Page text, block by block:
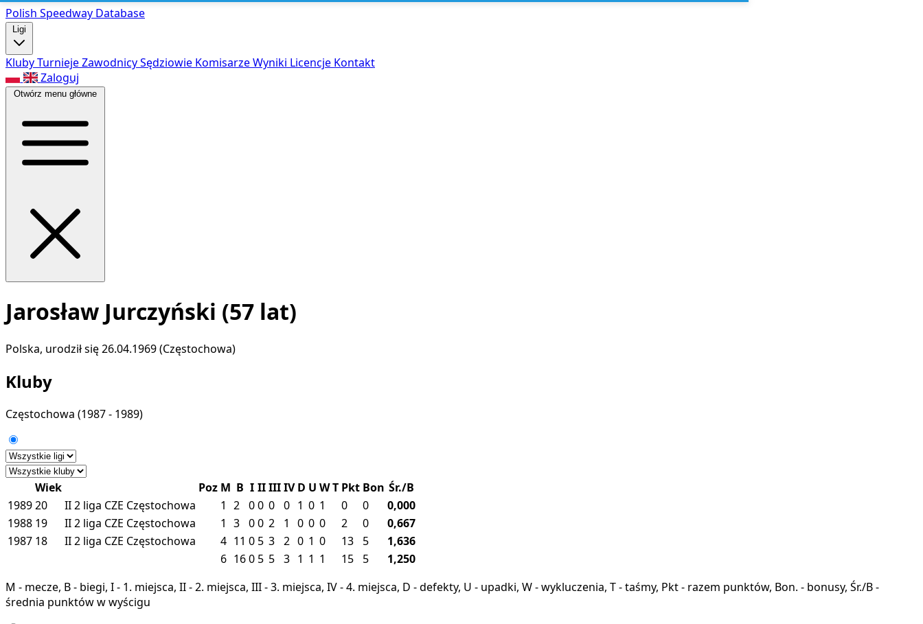
Polish Speedway Database
Ligi
KlubyTurniejeZawodnicySędziowie KomisarzeWyniki Licencje Kontakt
Zaloguj
Otwórz menu główne
Jarosław Jurczyński (57 lat)
Polska, urodził się 26.04.1969 (Częstochowa)
Kluby
Częstochowa (1987 - 1989)
Wiek Poz M B I IIIIIIV D U WT Pkt Bon Śr./B
198920 II2 liga CZE Częstochowa 1 2 00 0 0 1 0 1 0 0
0,000
1988 19 II2 liga CZE Częstochowa 1 3 00 2 1 0 0 0 2 0
0,667
1987 18 II2 liga CZE Częstochowa 4 11 0 5 3 2 0 1 0 13 5
1,636
6 160 5 5 3 1 1 1 15 5
1,250
M - mecze, B - biegi, I - 1. miejsca, II - 2. miejsca, III - 3. miejsca, IV - 4. miejsca, D - defekty, U - upadki, W - wykluczenia, T - taśmy, Pkt - razem punktów, Bon. - bonusy, Śr./B -
średnia punktów w wyścigu